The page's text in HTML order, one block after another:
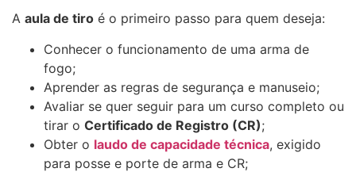
A aula de tiro é o primeiro passo para quem deseja:
Conhecer o funcionamento de uma arma de
fogo;
Aprender as regras de segurança e manuseio;
Avaliar se quer seguir para um curso completo ou
tirar o Certificado de Registro (CR);
Obter o laudo de capacidade técnica, exigido
para posse e porte de arma e CR;